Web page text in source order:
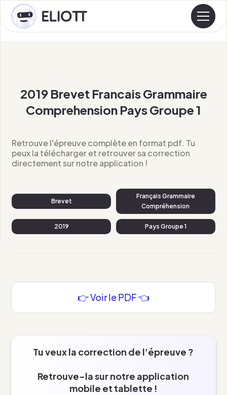
2019 Brevet Francais Grammaire
Comprehension Pays Groupe 1
Retrouve l'épreuve complète en format pdf. Tu
peux la télécharger et retrouver sa correction
directement sur notre application !
Brevet
Français Grammaire
Compréhension
2019 Pays Groupe 1
👉 Voir le PDF 👈
Tu veux la correction de l'épreuve ?
Retrouve-la sur notre application
mobile et tablette !